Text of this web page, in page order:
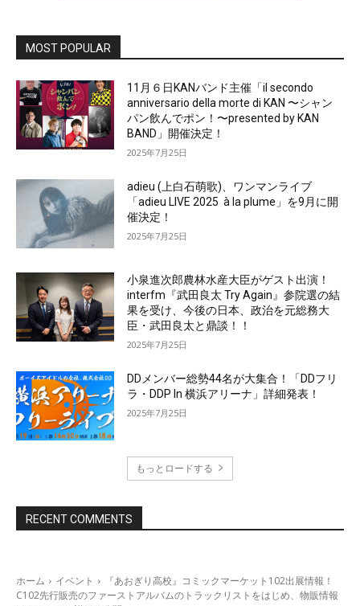
MOST POPULAR
11月６日KANバンド主催「il secondo
anniversario della morte di KAN 〜シャン
パン飲んでポン！〜presented by KAN
BAND」開催決定！
2025年7月25日
adieu (上白石萌歌)、ワンマンライブ
「adieu LIVE 2025 à la plume」を9月に開
催決定！
2025年7月25日
小泉進次郎農林水産大臣がゲスト出演！
interfm『武田良太 Try Again』参院選の結
果を受け、今後の日本、政治を元総務大
臣・武田良太と鼎談！！
2025年7月25日
DDメンバー総勢44名が大集合！「DDフリ
ラ・DDP In 横浜アリーナ」詳細発表！
2025年7月25日
もっとロードする
RECENT COMMENTS